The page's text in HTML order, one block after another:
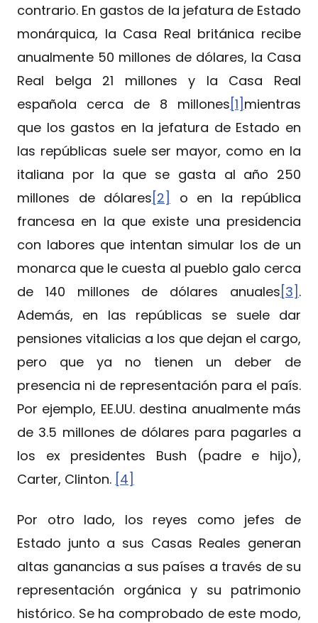
contrario. En gastos de la jefatura de Estado
monárquica, la Casa Real británica recibe
anualmente 50 millones de dólares, la Casa
Real belga 21 millones y la Casa Real
española cerca de 8 millones [1] mientras
que los gastos en la jefatura de Estado en
las repúblicas suele ser mayor, como en la
italiana por la que se gasta al año 250
millones de dólares [2]
o en la república
francesa en la que existe una presidencia
con labores que intentan simular los de un
monarca que le cuesta al pueblo galo cerca
de 140 millones de dólares anuales [3] .
Además, en las repúblicas se suele dar
pensiones vitalicias a los que dejan el cargo,
pero que ya no tienen un deber de
presencia ni de representación para el país.
Por ejemplo, EE.UU. destina anualmente más
de 3.5 millones de dólares para pagarles a
los ex presidentes Bush (padre e hijo),
Carter, Clinton. [4]
Por otro lado, los reyes como jefes de
Estado junto a sus Casas Reales generan
altas ganancias a sus países a través de su
representación orgánica y su patrimonio
histórico. Se ha comprobado de este modo,